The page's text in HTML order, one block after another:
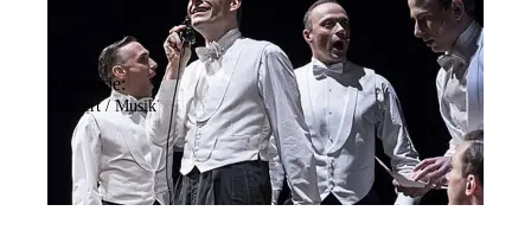
Kategorie:
Konzert / Musik